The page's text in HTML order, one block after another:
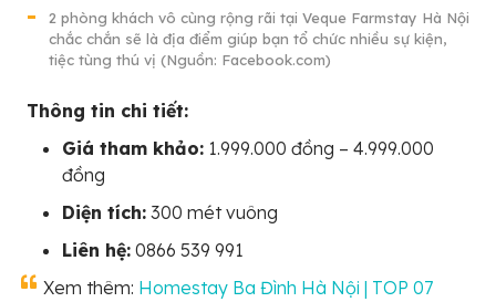
2 phòng khách vô cùng rộng rãi tại Veque Farmstay Hà Nội
chắc chắn sẽ là địa điểm giúp bạn tổ chức nhiều sự kiện,
tiệc tùng thú vị (Nguồn: Facebook.com)
Thông tin chi tiết:
Giá tham khảo: 1.999.000 đồng – 4.999.000
đồng
Diện tích: 300 mét vuông
Liên hệ: 0866 539 991
Xem thêm: Homestay Ba Đình Hà Nội | TOP 07